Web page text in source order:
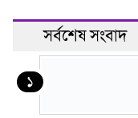
সর্বশেষ সংবাদ
১